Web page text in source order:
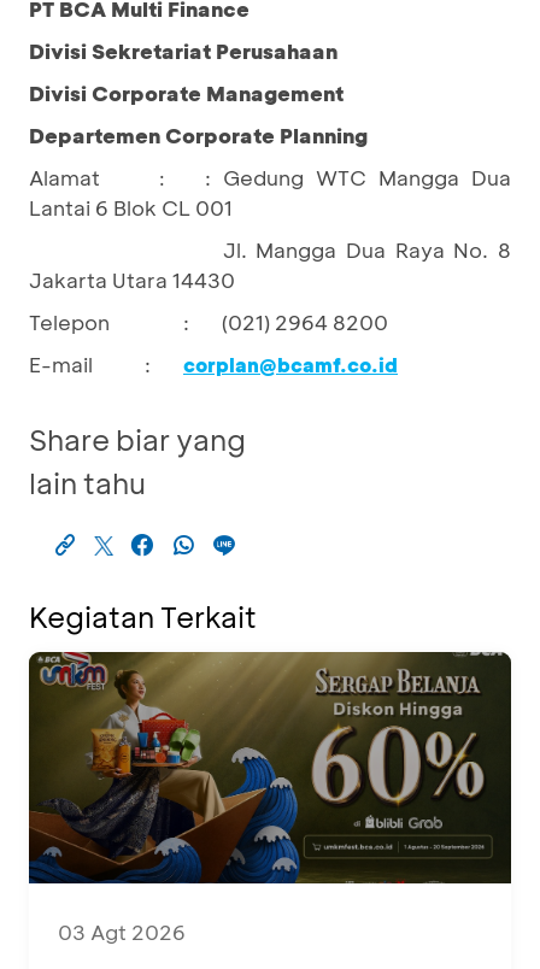
PT BCA Multi Finance
Divisi Sekretariat Perusahaan
Divisi Corporate Management
Departemen Corporate Planning
Alamat
:
: Gedung WTC Mangga Dua
Lantai 6 Blok CL 001
Jl. Mangga Dua Raya No. 8
Jakarta Utara 14430
Telepon
:
(021) 2964 8200
E-mail
: corplan@bcamf.co.id
Share biar yang
lain tahu
Kegiatan Terkait
03 Agt 2026